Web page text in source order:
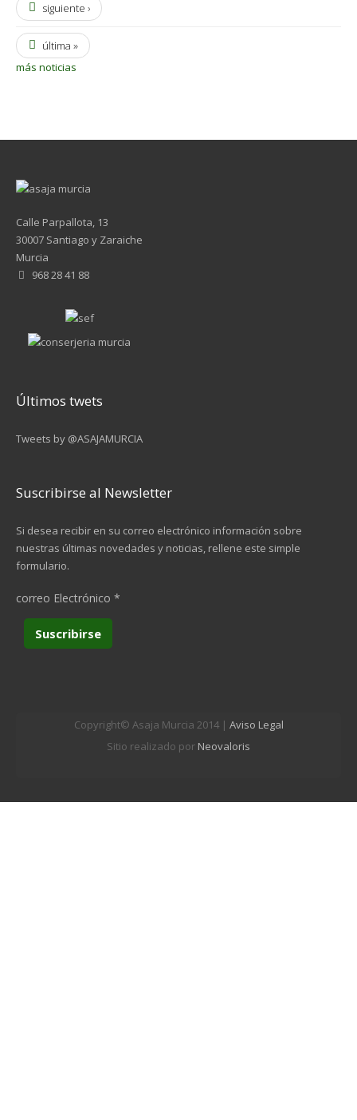
siguiente ›
última »
más noticias
Calle Parpallota, 13
30007 Santiago y Zaraiche
Murcia
968 28 41 88
Últimos twets
Tweets by @ASAJAMURCIA
Suscribirse al Newsletter
Si desea recibir en su correo electrónico información sobre
nuestras últimas novedades y noticias, rellene este simple
formulario.
correo Electrónico *
Copyright© Asaja Murcia 2014 | Aviso Legal
Sitio realizado por Neovaloris